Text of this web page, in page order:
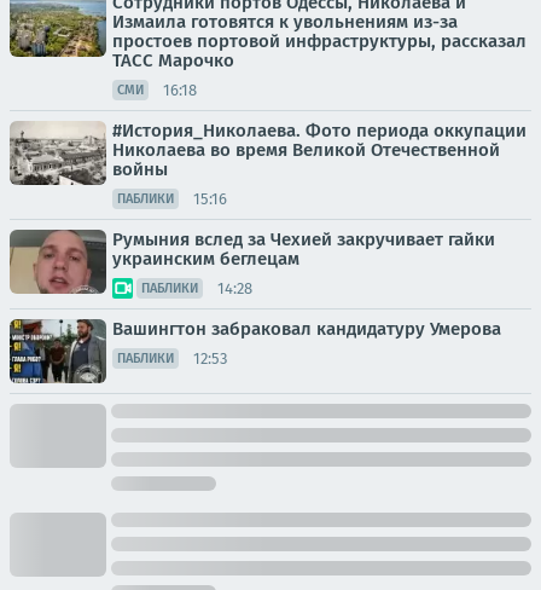
Измаила готовятся к увольнениям из-за
простоев портовой инфраструктуры, рассказал
ТАСС Марочко
СМИ 16:18
#История_Николаева. Фото периода оккупации
Николаева во время Великой Отечественной
войны
ПАБЛИКИ 15:16
Румыния вслед за Чехией закручивает гайки
украинским беглецам
ПАБЛИКИ 14:28
Вашингтон забраковал кандидатуру Умерова
ПАБЛИКИ 12:53